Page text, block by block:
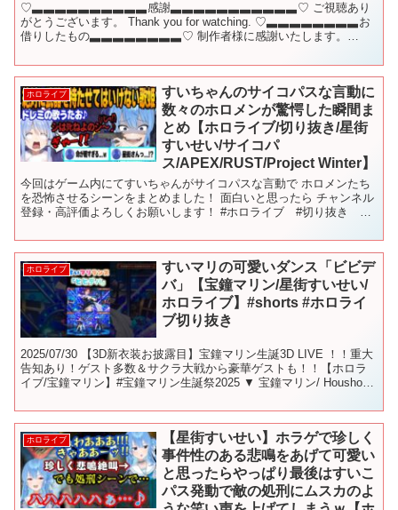
♡▃▃▃▃▃▃▃▃▃▃感謝▃▃▃▃▃▃▃▃▃▃▃♡ ご視聴あり
がとうございます。 Thank you for watching. ♡▃▃▃▃▃▃▃▃お
借りしたもの▃▃▃▃▃▃▃▃♡ 制作者様に感謝いたします。
ホロライブ
すいちゃんのサイコパスな言動に
数々のホロメンが驚愕した瞬間ま
とめ【ホロライブ/切り抜き/星街
すいせい/サイコパ
ス/APEX/RUST/Project Winter】
今回はゲーム内にてすいちゃんがサイコパスな言動で ホロメンたち
を恐怖させるシーンをまとめました！ 面白いと思ったら チャンネル
登録・高評価よろしくお願いします！ #ホロライブ #切り抜き
ホロライブ
すいマリの可愛いダンス「ビビデ
バ」【宝鐘マリン/星街すいせい/
ホロライブ】#shorts #ホロライ
ブ切り抜き
2025/07/30 【3D新衣装お披露目】宝鐘マリン生誕3D LIVE ！！重大
告知あり！ゲスト多数＆サクラ大戦から豪華ゲストも！！【ホロラ
イブ/宝鐘マリン】#宝鐘マリン生誕祭2025 ▼ 宝鐘マリン/ Houshou
ホロライブ
【星街すいせい】ホラゲで珍しく
事件性のある悲鳴をあげて可愛い
と思ったらやっぱり最後はすいこ
パス発動で敵の処刑にムスカのよ